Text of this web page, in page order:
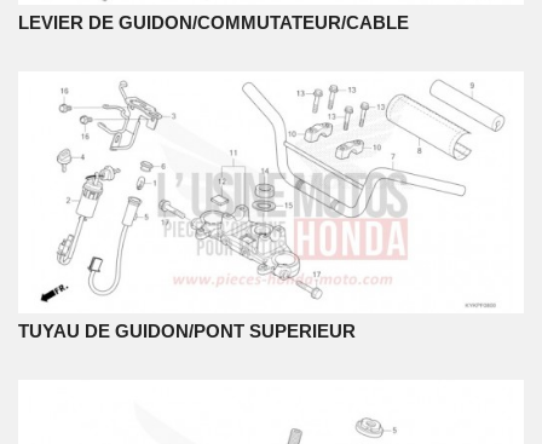
LEVIER DE GUIDON/COMMUTATEUR/CABLE
TUYAU DE GUIDON/PONT SUPERIEUR